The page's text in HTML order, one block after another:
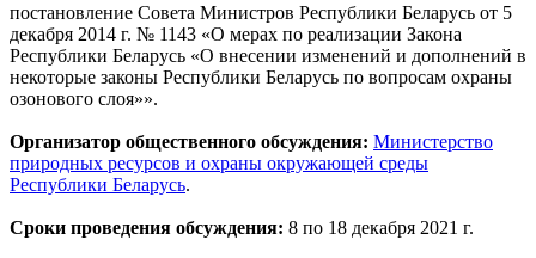
постановление Совета Министров Республики Беларусь от 5
декабря 2014 г. № 1143 «О мерах по реализации Закона
Республики Беларусь «О внесении изменений и дополнений в
некоторые законы Республики Беларусь по вопросам охраны
озонового слоя»».
Организатор общественного обсуждения: Министерство
природных ресурсов и охраны окружающей среды
Республики Беларусь.
Сроки проведения обсуждения: 8 по 18 декабря 2021 г.